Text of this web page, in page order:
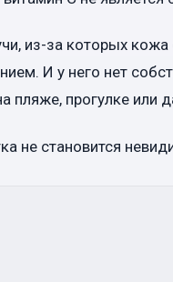
из-за которых
И у него нет
пляже, прогулке или
не становится